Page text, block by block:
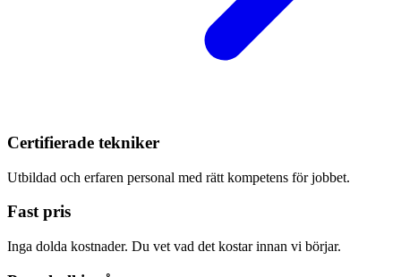
Certifierade tekniker
Utbildad och erfaren personal med rätt kompetens för jobbet.
Fast pris
Inga dolda kostnader. Du vet vad det kostar innan vi börjar.